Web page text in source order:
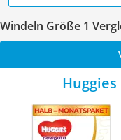
Windeln Größe 1